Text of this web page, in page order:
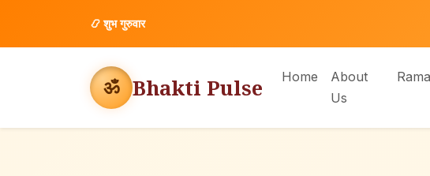
📿शुभ गुरुवार
ॐ Bhakti Pulse Home
About
Us